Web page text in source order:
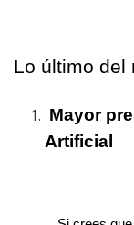
Lo último del
Mayor
Artificial